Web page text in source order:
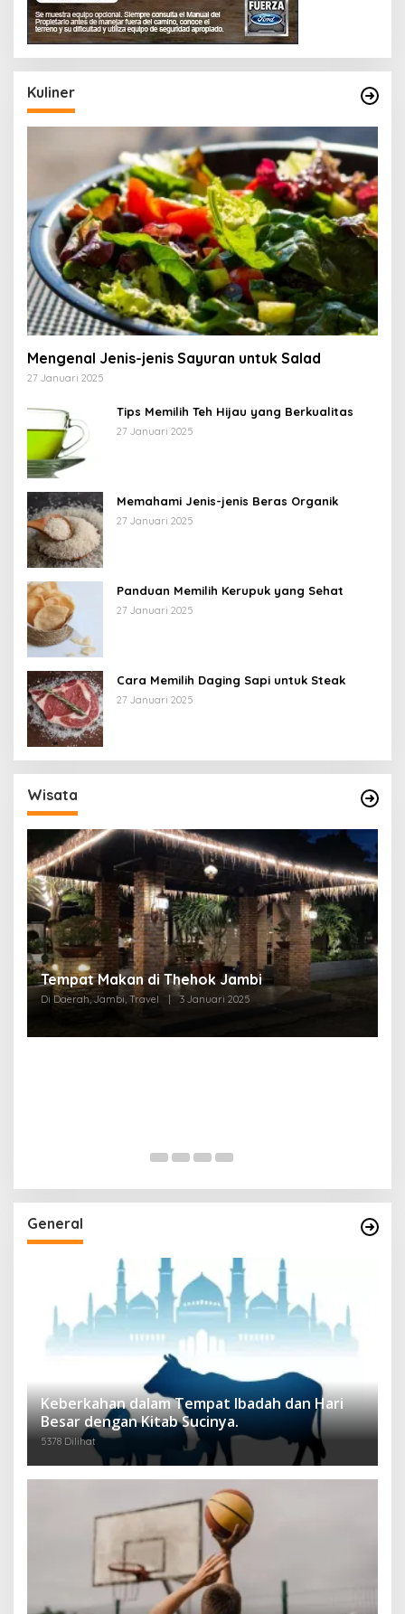
Kuliner
Mengenal Jenis-jenis Sayuran untuk Salad
27 Januari 2025
Tips Memilih Teh Hijau yang Berkualitas
27 Januari 2025
Memahami Jenis-jenis Beras Organik
27 Januari 2025
Panduan Memilih Kerupuk yang Sehat
27 Januari 2025
Cara Memilih Daging Sapi untuk Steak
27 Januari 2025
Wisata
Tempat Makan di Thehok Jambi
Di Daerah, Jambi, Travel | 3 Januari 2025
General
Keberkahan dalam Tempat Ibadah dan Hari
Besar dengan Kitab Sucinya.
5378 Dilihat